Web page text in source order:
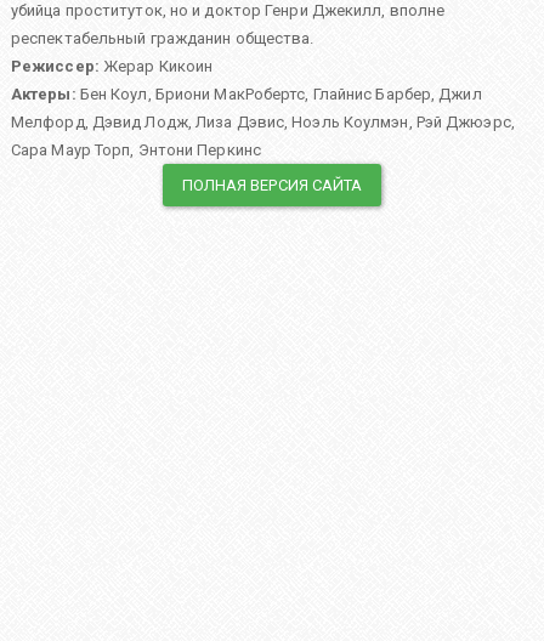
убийца проституток, но и доктор Генри Джекилл, вполне
респектабельный гражданин общества.
Режиссер: Жерар Кикоин
Актеры: Бен Коул, Бриони МакРобертс, Глайнис Барбер,Джил
Мелфорд, Дэвид Лодж,Лиза Дэвис,Ноэль Коулмэн, Рэй Джюэрс,
Сара Маур Торп, Энтони Перкинс
ПОЛНАЯ ВЕРСИЯ САЙТА